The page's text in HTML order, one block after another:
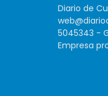
Diario de
5045343 -
Empresa